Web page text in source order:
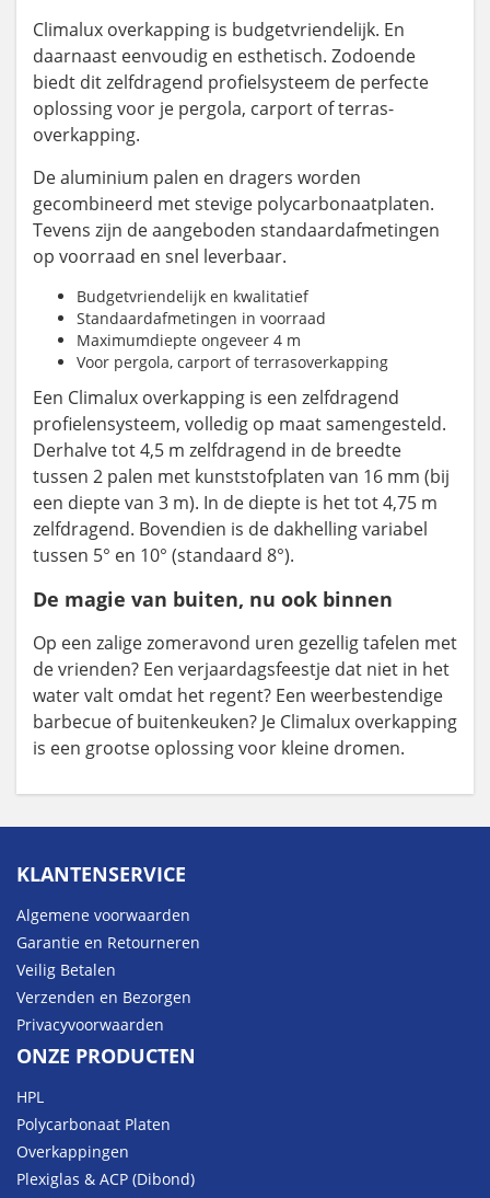
Climalux overkapping is budgetvriendelijk. En
daarnaast eenvoudig en esthetisch. Zodoende
biedt dit zelfdragend profielsysteem de perfecte
oplossing voor je pergola, carport of terras­
overkapping.
De aluminium palen en dragers worden
gecombineerd met stevige polycarbonaatplaten.
Tevens zijn de aangeboden standaardafmetingen
op voorraad en snel leverbaar.
Budgetvriendelijk en kwalitatief
Standaardafmetingen in voorraad
Maximumdiepte ongeveer 4 m
Voor pergola, carport of terrasoverkapping
Een Climalux overkapping is een zelfdragend
profielensysteem, volledig op maat samengesteld.
Derhalve tot 4,5 m zelfdragend in de breedte
tussen 2 palen met kunststofplaten van 16 mm (bij
een diepte van 3 m). In de diepte is het tot 4,75 m
zelfdragend. Bovendien is de dakhelling variabel
tussen 5° en 10° (standaard 8°).
De magie van buiten, nu ook binnen
Op een zalige zomeravond uren gezellig tafelen met
de vrienden? Een verjaardagsfeestje dat niet in het
water valt omdat het regent? Een weerbestendige
barbecue of buitenkeuken? Je Climalux overkapping
is een grootse oplossing voor kleine dromen.
KLANTENSERVICE
Algemene voorwaarden
Garantie en Retourneren
Veilig Betalen
Verzenden en Bezorgen
Privacyvoorwaarden
ONZE PRODUCTEN
HPL
Polycarbonaat Platen
Overkappingen
Plexiglas & ACP (Dibond)